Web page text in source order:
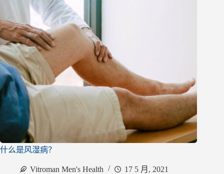
什么是风湿病？
Vitroman Men's Health 17 5 月, 2021